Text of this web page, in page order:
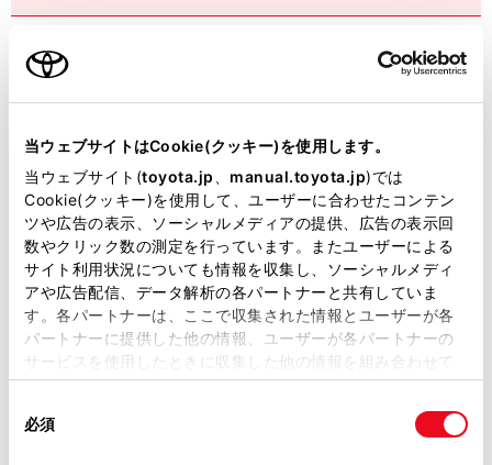
当ウェブサイトはCookie(クッキー)を使用します。
当ウェブサイト(toyota.jp manual.toyota.jp)では
Cookie(クッキー)を使用して、ユーザーに合わせたコンテン
ツや広告の表示、ソーシャルメディアの提供、広告の表示回
数やクリック数の測定を行っています。またユーザーによる
サイト利用状況についても情報を収集し、ソーシャルメディ
アや広告配信、データ解析の各パートナーと共有していま
す。各パートナーは、ここで収集された情報とユーザーが各
パートナーに提供した他の情報、ユーザーが各パートナーの
サービスを使用したときに収集した他の情報を組み合わせて
使用することがあります。当ウェブサイトの使用を続行する
必須
市区町村名
必須 丁目番地
建物名